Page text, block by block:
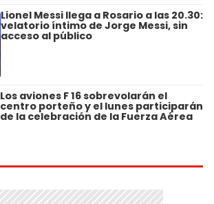
Lionel Messi llega a Rosario a las 20.30:
velatorio íntimo de Jorge Messi, sin
acceso al público
Los aviones F 16 sobrevolarán el
centro porteño y el lunes participarán
de la celebración de la Fuerza Aérea